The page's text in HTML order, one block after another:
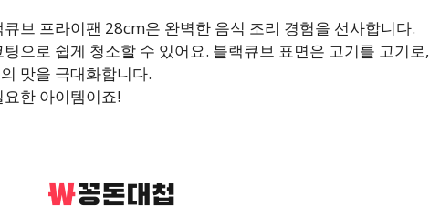
브 프라이팬 28cm은 완벽한 음식 조리 경험을 선사합니다.
으로 쉽게 청소할 수 있어요. 블랙큐브 표면은 고기를 고기로,
맛을 극대화합니다.
한 아이템이죠!